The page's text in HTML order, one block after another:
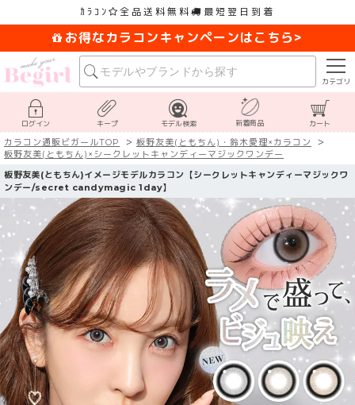
ｶﾗｺﾝ 全品送料無料 最短翌日到着
お得なカラコンキャンペーンはこちら>
カテゴリ
ログイン キープ モデル検索 新着商品 カート
カラコン通販ビガールTOP
板野友美(ともちん)・鈴木愛理×カラコン
板野友美(ともちん)×シークレットキャンディーマジックワンデー
板野友美(ともちん)イメージモデルカラコン【シークレットキャンディーマジックワ
ンデー/secret candymagic 1day】